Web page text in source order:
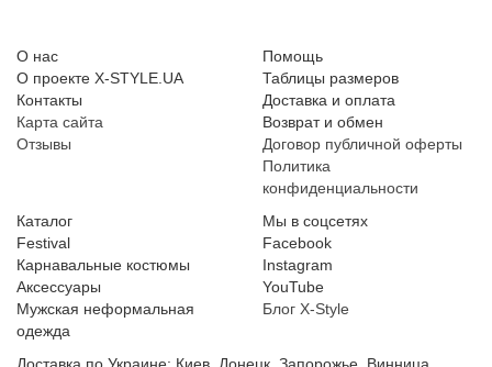
О нас
О проекте X-STYLE.UA
Контакты
Карта сайта
Отзывы
Помощь
Таблицы размеров
Доставка и оплата
Возврат и обмен
Договор публичной оферты
Политика
конфиденциальности
Каталог
Festival
Карнавальные костюмы
Аксессуары
Мужская неформальная
одежда
Мы в соцсетях
Facebook
Instagram
YouTube
Блог X-Style